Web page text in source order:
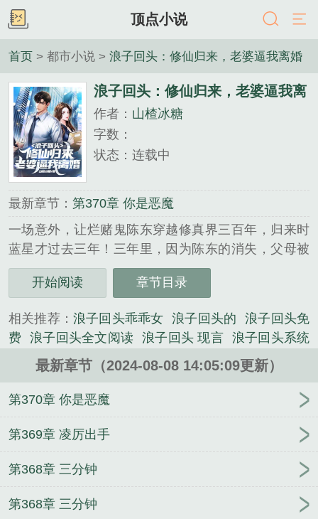
顶点小说
首页 > 都市小说 > 浪子回头：修仙归来，老婆逼我离婚
浪子回头：修仙归来，老婆逼我离
婚
作者： 山楂冰糖
字数：
状态：连载中
最新章节： 第370章 你是恶魔
一场意外，让烂赌鬼陈东穿越修真界三百年，归来时
蓝星才过去三年！三年里，因为陈东的消失，父母被
逼债，妹妹为还债放弃学业，貌美如花的老婆被欺
辱！如今，陈东归来！蓝星上多了一位修仙者！武道
《浪子回头：修仙归来，老婆逼我离婚》是山楂冰糖
精心创作的都市小说类小说。
开始阅读 章节目录
相关推荐： 浪子回头乖乖女 浪子回头的
浪子回头免
费
浪子回头全文阅读 浪子回头 现言
浪子回头系统
浪子回头全文 浪子回头的言情
浪子回头系统晋
浪子回头重生
浪子回头宠哭离婚老婆最新章节更
新
浪子回头宠哭离婚老婆全集
修仙
典
浪子回头全文免费阅读
浪子
臣来的
快穿：都当咸鱼发疯了，谁打工啊
星际之女
天子 快穿：病娇大佬太粘人
重生87：媳妇，咱先别
最新章节（2024-08-08 14:05:09更新）
第370章 你是恶魔
第369章 凌厉出手
第368章 三分钟
第368章 三分钟